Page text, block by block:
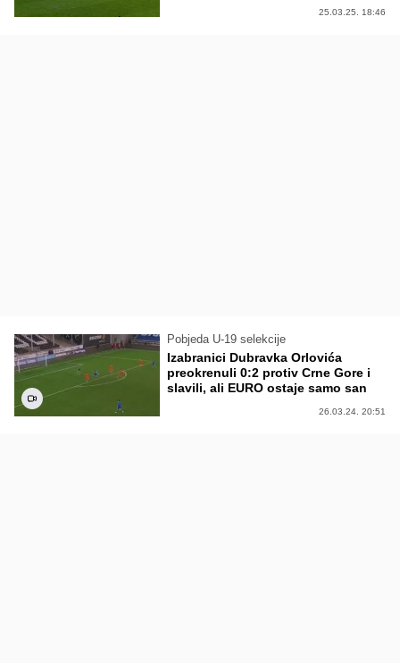
25.03.25. 18:46
Pobjeda U-19 selekcije
Izabranici Dubravka Orlovića
preokrenuli 0:2 protiv Crne Gore i
slavili, ali EURO ostaje samo san
26.03.24. 20:51